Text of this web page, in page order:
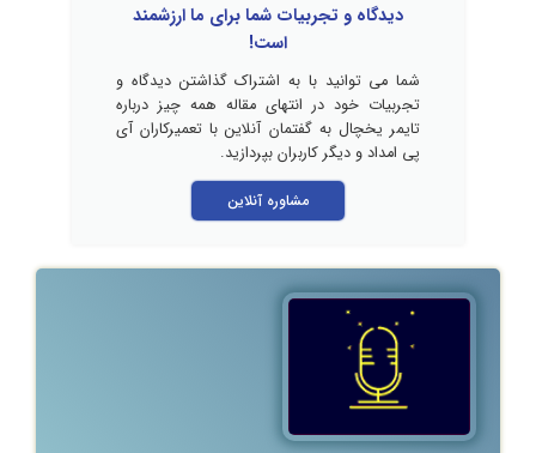
دیدگاه و تجربیات شما برای ما ارزشمند
است!
شما می توانید با به اشتراک گذاشتن دیدگاه و
تجربیات خود در انتهای مقاله همه چیز درباره
تایمر یخچال به گفتمان آنلاین با تعمیرکاران آی
پی امداد و دیگر کاربران بپردازید.
مشاوره آنلاین